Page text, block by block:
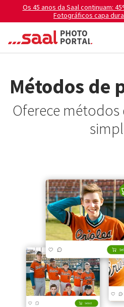
Os 45 anos da Saal continuam:
Fotográficos capa
Métodos de
Oferece